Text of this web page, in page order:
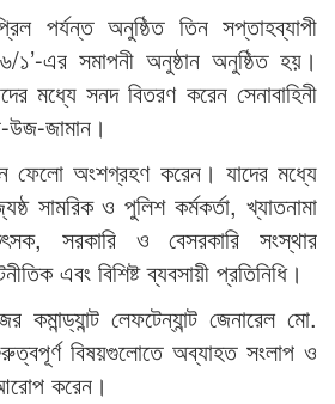
পর্যন্ত অনুষ্ঠিত তিন সপ্তাহব্যাপী
১’-এর সমাপনী অনুষ্ঠান অনুষ্ঠিত হয়।
মধ্যে সনদ বিতরণ করেন সেনাবাহিনী
উজ-জামান।
অংশগ্রহণ করেন। যাদের মধ্যে
সামরিক ও পুলিশ কর্মকর্তা, খ্যাতনামা
সরকারি ও বেসরকারি সংস্থার
এবং বিশিষ্ট ব্যবসায়ী প্রতিনিধি।
কমান্ড্যান্ট লেফটেন্যান্ট জেনারেল মো.
বিষয়গুলোতে অব্যাহত সংলাপ ও
করেন।